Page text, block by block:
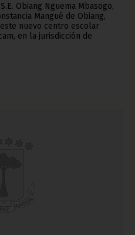
Obiang Nguema Mbasogo,
Mangué de Obiang,
nuevo centro escolar
en la jurisdicción de